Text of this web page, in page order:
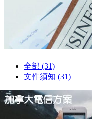
全部 (31)
文件須知 (31)